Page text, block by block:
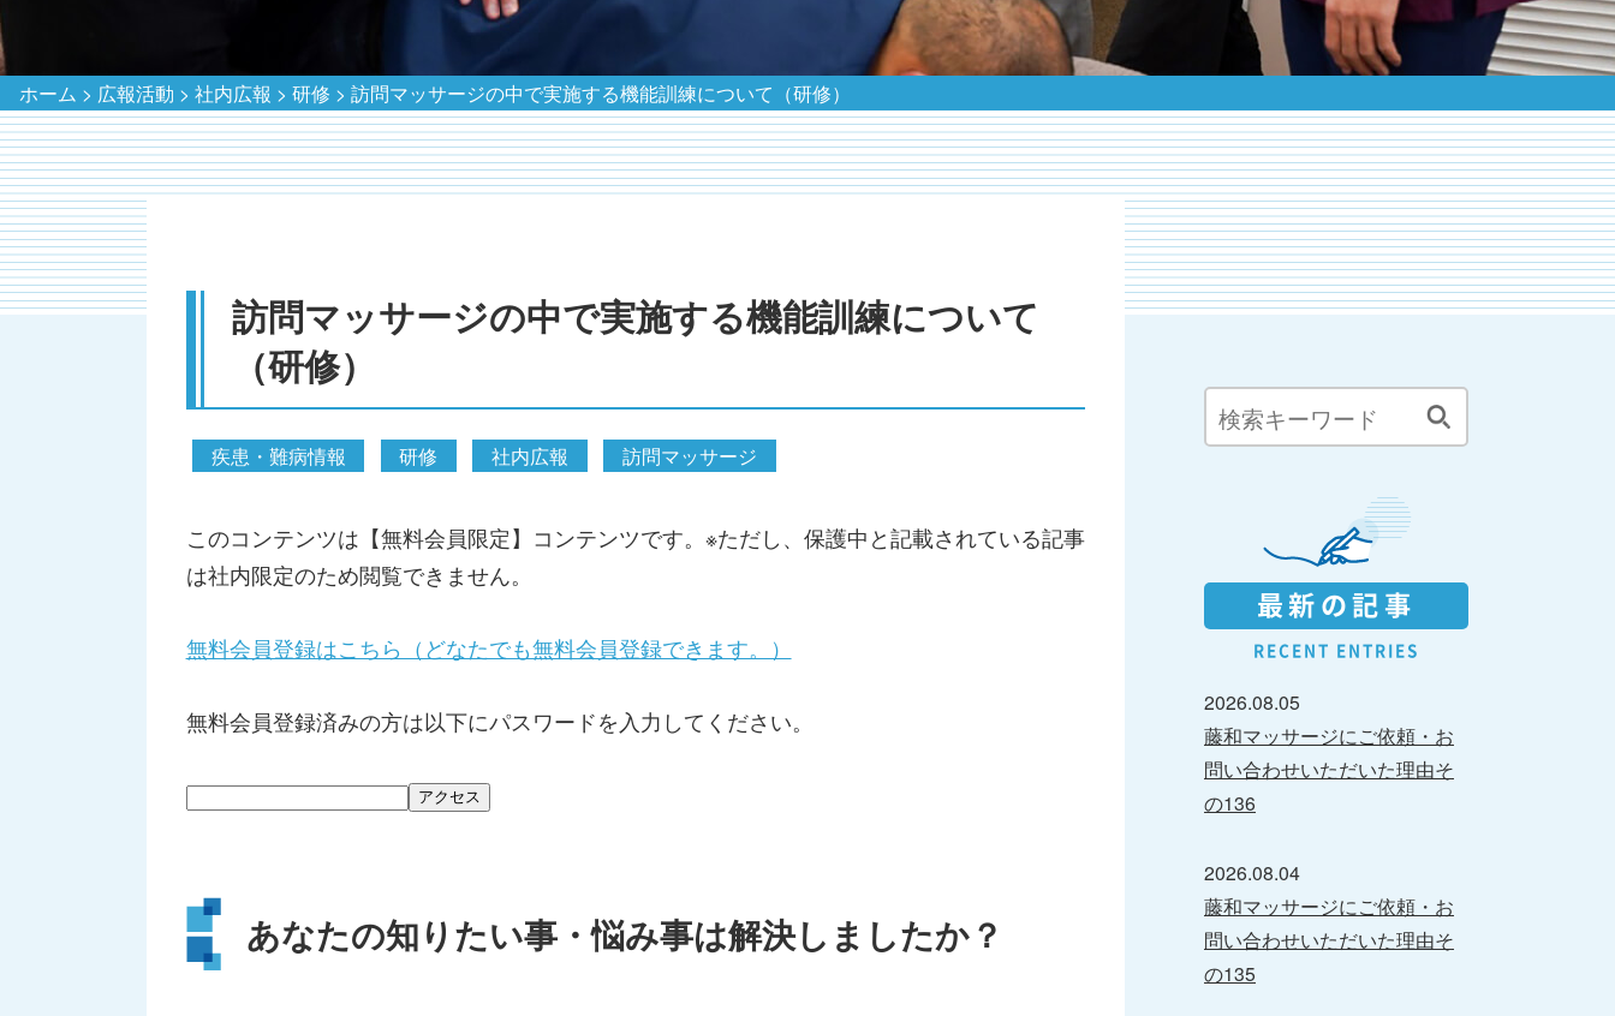
ホーム > 広報活動 > 社内広報 > 研修 > 訪問マッサージの中で実施する機能訓練について（研修）
訪問マッサージの中で実施する機能訓練について
（研修）
疾患・難病情報 研修 社内広報 訪問マッサージ
このコンテンツは【無料会員限定】コンテンツです。※ただし、保護中と記載されている記事
は社内限定のため閲覧できません。
無料会員登録はこちら（どなたでも無料会員登録できます。）
無料会員登録済みの方は以下にパスワードを入力してください。
あなたの知りたい事・悩み事は解決しましたか？
最新の記事
RECENT ENTRIES
2026.08.05
藤和マッサージにご依頼・お
問い合わせいただいた理由そ
の136
2026.08.04
藤和マッサージにご依頼・お
問い合わせいただいた理由そ
の135